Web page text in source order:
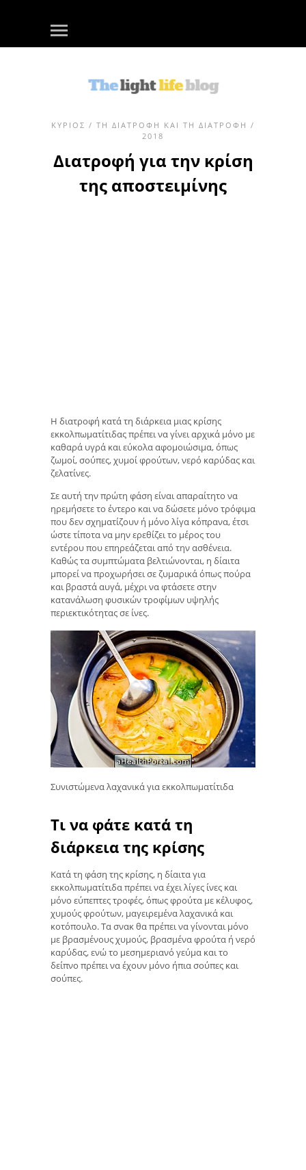
ΚΎΡΙΟΣ / ΤΗ ΔΙΑΤΡΟΦΉ ΚΑΙ ΤΗ ΔΙΑΤΡΟΦΉ /
2018
Διατροφή για την κρίση
της αποστειμίνης
Η διατροφή κατά τη διάρκεια μιας κρίσης
εκκολπωματίτιδας πρέπει να γίνει αρχικά μόνο με
καθαρά υγρά και εύκολα αφομοιώσιμα, όπως
ζωμοί, σούπες, χυμοί φρούτων, νερό καρύδας και
ζελατίνες.
Σε αυτή την πρώτη φάση είναι απαραίτητο να
ηρεμήσετε το έντερο και να δώσετε μόνο τρόφιμα
που δεν σχηματίζουν ή μόνο λίγα κόπρανα, έτσι
ώστε τίποτα να μην ερεθίζει το μέρος του
εντέρου που επηρεάζεται από την ασθένεια.
Καθώς τα συμπτώματα βελτιώνονται, η δίαιτα
μπορεί να προχωρήσει σε ζυμαρικά όπως πούρα
και βραστά αυγά, μέχρι να φτάσετε στην
κατανάλωση φυσικών τροφίμων υψηλής
περιεκτικότητας σε ίνες.
Συνιστώμενα λαχανικά για εκκολπωματίτιδα
Τι να φάτε κατά τη
διάρκεια της κρίσης
Κατά τη φάση της κρίσης, η δίαιτα για
εκκολπωματίτιδα πρέπει να έχει λίγες ίνες και
μόνο εύπεπτες τροφές, όπως φρούτα με κέλυφος,
χυμούς φρούτων, μαγειρεμένα λαχανικά και
κοτόπουλο. Τα σνακ θα πρέπει να γίνονται μόνο
με βρασμένους χυμούς, βρασμένα φρούτα ή νερό
καρύδας, ενώ το μεσημεριανό γεύμα και το
δείπνο πρέπει να έχουν μόνο ήπια σούπες και
σούπες.